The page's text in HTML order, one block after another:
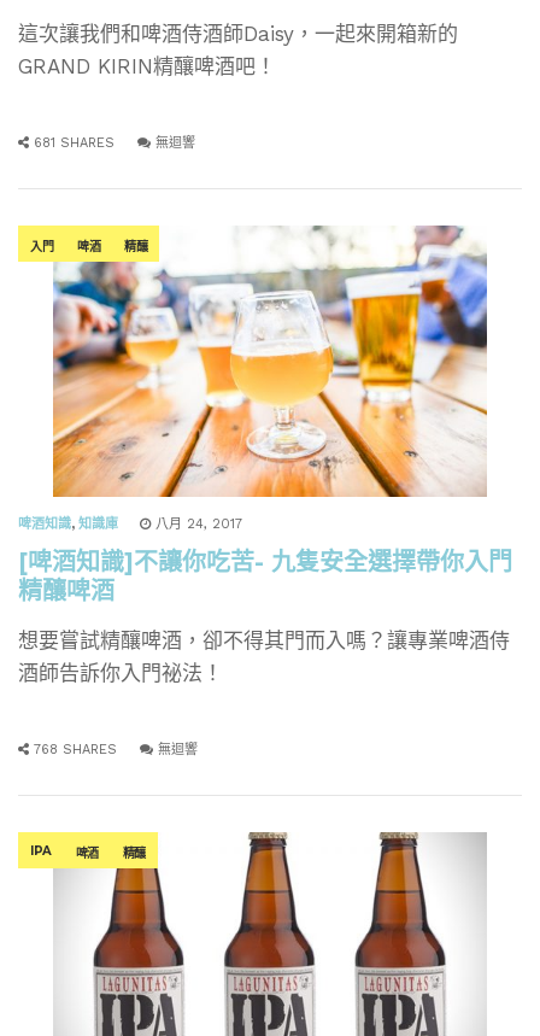
這次讓我們和啤酒侍酒師Daisy，一起來開箱新的
GRAND KIRIN精釀啤酒吧！
681 SHARES 無迴響
入門 啤酒 精釀
啤酒知識, 知識庫 八月 24, 2017
[啤酒知識]不讓你吃苦- 九隻安全選擇帶你入門
精釀啤酒
想要嘗試精釀啤酒，卻不得其門而入嗎？讓專業啤酒侍
酒師告訴你入門祕法！
768 SHARES 無迴響
IPA 啤酒 精釀